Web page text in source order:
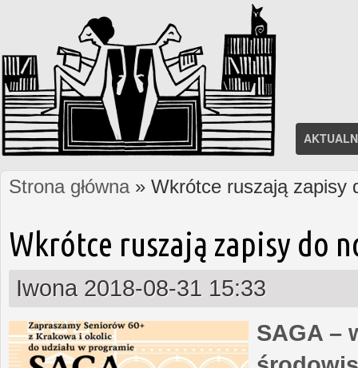
Jesteś tutaj
Strona główna» Wkrótce ruszają zapisy
Wkrótce ruszają zapisy do
Iwona 2018-08-31 15:33
SAGA –